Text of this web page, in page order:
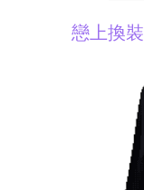
戀上換